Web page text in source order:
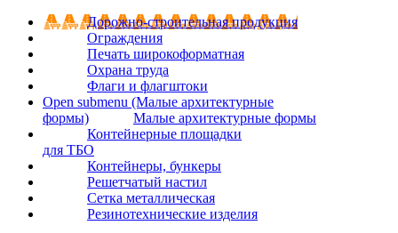
Дорожно-строительная продукция
Ограждения
Печать широкоформатная
Охрана труда
Флаги и флагштоки
Open submenu (Малые архитектурные
формы)
Малые архитектурные формы
Контейнерные площадки
для ТБО
Контейнеры, бункеры
Решетчатый настил
Сетка металлическая
Резинотехнические изделия